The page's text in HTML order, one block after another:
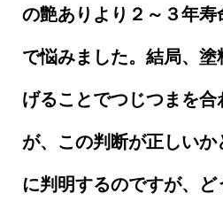
の艶ありより２～３年寿
で悩みました。結局、
げることでつじつまを
が、この判断が正しい
に判明するのですが、